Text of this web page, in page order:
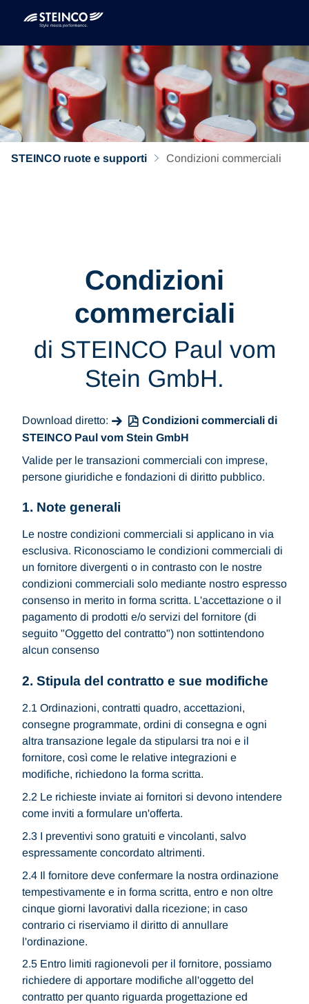
STEINCO ruote e supporti Condizioni commerciali
Condizioni
commerciali
di STEINCO Paul vom
Stein GmbH.
Download diretto:
Condizioni commerciali di
STEINCO Paul vom Stein GmbH
Valide per le transazioni commerciali con imprese,
persone giuridiche e fondazioni di diritto pubblico.
1. Note generali
Le nostre condizioni commerciali si applicano in via
esclusiva. Riconosciamo le condizioni commerciali di
un fornitore divergenti o in contrasto con le nostre
condizioni commerciali solo mediante nostro espresso
consenso in merito in forma scritta. L'accettazione o il
pagamento di prodotti e/o servizi del fornitore (di
seguito "Oggetto del contratto") non sottintendono
alcun consenso
2. Stipula del contratto e sue modifiche
2.1 Ordinazioni, contratti quadro, accettazioni,
consegne programmate, ordini di consegna e ogni
altra transazione legale da stipularsi tra noi e il
fornitore, così come le relative integrazioni e
modifiche, richiedono la forma scritta.
2.2 Le richieste inviate ai fornitori si devono intendere
come inviti a formulare un'offerta.
2.3 I preventivi sono gratuiti e vincolanti, salvo
espressamente concordato altrimenti.
2.4 Il fornitore deve confermare la nostra ordinazione
tempestivamente e in forma scritta, entro e non oltre
cinque giorni lavorativi dalla ricezione; in caso
contrario ci riserviamo il diritto di annullare
l'ordinazione.
2.5 Entro limiti ragionevoli per il fornitore, possiamo
richiedere di apportare modifiche all'oggetto del
contratto per quanto riguarda progettazione ed